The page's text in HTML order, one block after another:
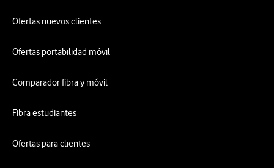
Ofertas nuevos clientes
Ofertas portabilidad móvil
Comparador fibra y móvil
Fibra estudiantes
Ofertas para clientes